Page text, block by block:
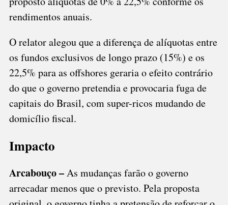
rendimentos anuais.
O relator alegou que a diferença de alíquotas entre
os fundos exclusivos de longo prazo (15%) e os
22,5% para as offshores geraria o efeito contrário
do que o governo pretendia e provocaria fuga de
capitais do Brasil, com super-ricos mudando de
domicílio fiscal.
Impacto
Arcabouço –As mudanças farão o governo
arrecadar menos que o previsto. Pela proposta